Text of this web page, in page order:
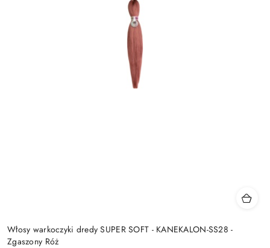
Włosy warkoczyki dredy SUPER SOFT - KANEKALON-SS28 -
Zgaszony Róż